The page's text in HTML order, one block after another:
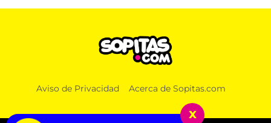
FIFA niega que Infantino hizo millonaria a una
Aviso de Privacidad Acerca de Sopitas.com
x